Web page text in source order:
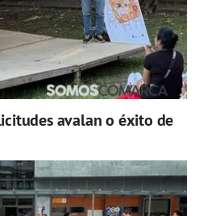
avalan o éxito de